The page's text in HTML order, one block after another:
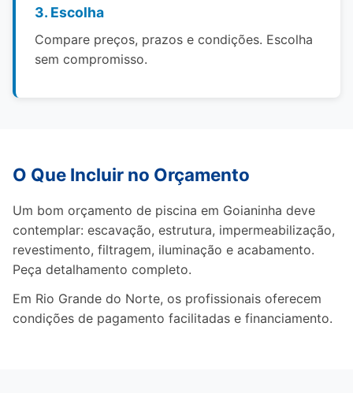
3. Escolha
Compare preços, prazos e condições. Escolha
sem compromisso.
O Que Incluir no Orçamento
Um bom orçamento de piscina em Goianinha deve
contemplar: escavação, estrutura, impermeabilização,
revestimento, filtragem, iluminação e acabamento.
Peça detalhamento completo.
Em Rio Grande do Norte, os profissionais oferecem
condições de pagamento facilitadas e financiamento.